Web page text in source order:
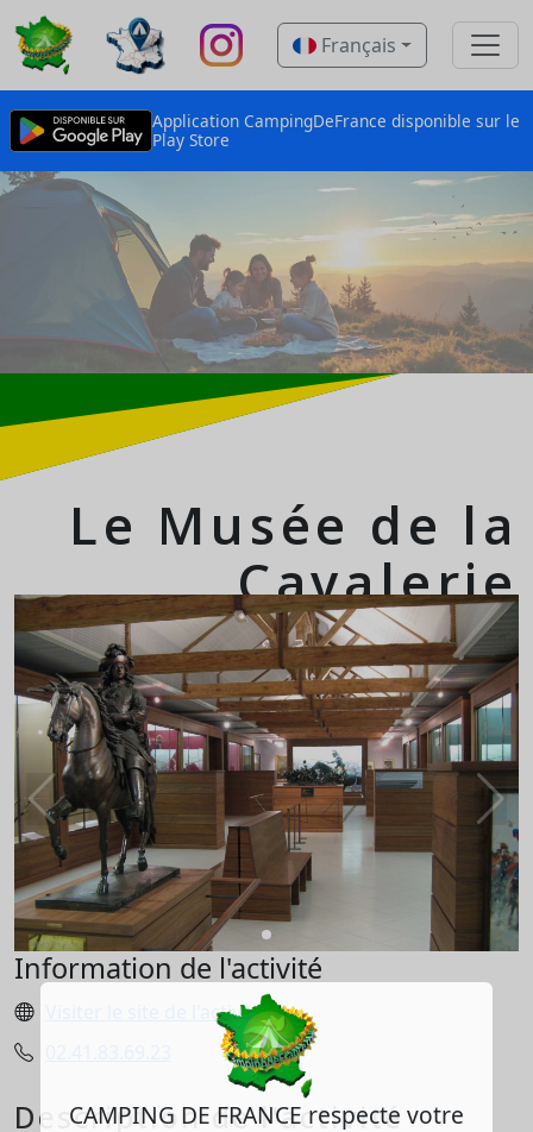
Français
Application CampingDeFrance disponible sur le
Play Store
CAMPING DE FRANCE respecte votre
Le Musée de la
Cavalerie
Information de l'activité
Visiter le site de l'activité
Description de l'activité